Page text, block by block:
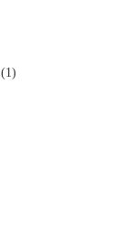
(1)